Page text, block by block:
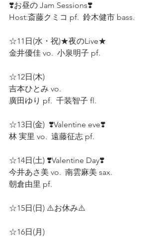
❣️お昼の Jam Sessions❣️
Host:斎藤クミコ pf.  鈴木健市 bass.
☆11日(水・祝)★夜のLive★
金井優佳 vo.  小泉明子 pf.
☆12日(木)
吉本ひとみ vo.
廣田ゆり pf.  千装智子 fl.
☆13日(金)  ❣️Valentine eve❣️
林 実里 vo.  遠藤征志 pf.
☆14日(土) ❣️Valentine Day❣️
今井あさ美 vo.  南雲麻美 sax.
朝倉由里 pf.
☆15日(日) ⚠️お休み⚠️
☆16日(月)